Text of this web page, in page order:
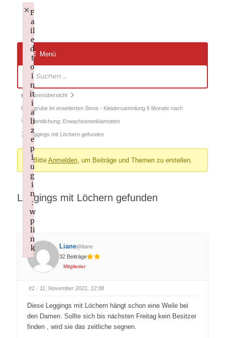
Traditionelle AIKIDO-Schule
Rostock e.V. – Aktuelles zum
Kampfkunsttraining
Menü
Forum-
Navigation
Forum-
Breadcrumbs
-
Sie
sind
hier:
Forenübersicht
Fundgrube im erweiterten Sinne - Kleidersammlung 6 Monate nach
Veröffentlichung: Erwachsenenklamotten
Leggings mit Löchern gefunden
Bitte Anmelden, um Beiträge und Themen zu erstellen.
Leggings mit Löchern gefunden
Liane@liane
32 Beiträge
Mitglieder
#1 · 11. November 2021, 12:38
Diese Leggings mit Löchern hängt schon eine Weile bei
den Damen. Sollte sich bis nächsten Freitag kein Besitzer
finden , wird sie das zeitliche segnen.
F
a
il
e
d
t
o
i
n
it
i
a
li
z
e
p
l
u
g
i
n
:
w
p
li
n
k
×
Failed to initialize plugin: wplink